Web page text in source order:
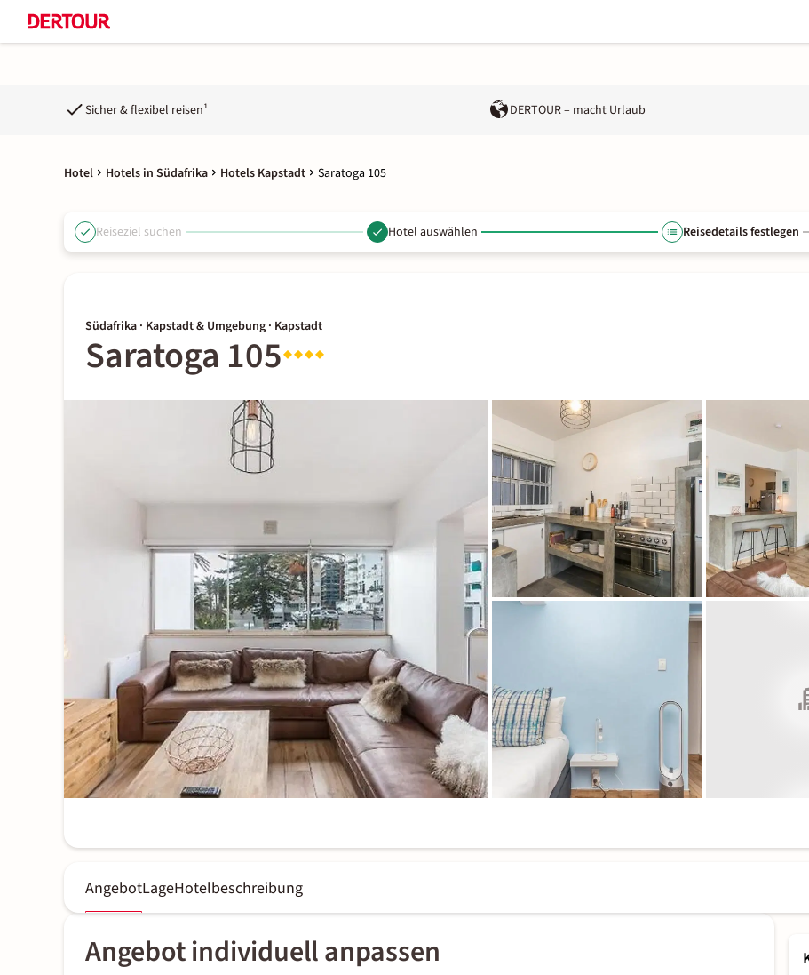
Sicher & flexibel reisen¹ DERTOUR – macht Urlaub
Hotel Hotels in Südafrika Hotels Kapstadt Saratoga 105
Reiseziel suchen Hotel auswählen Reisedetails festlegen
Südafrika · Kapstadt & Umgebung · Kapstadt
Saratoga 105
AngebotLageHotelbeschreibung
Angebot individuell anpassen